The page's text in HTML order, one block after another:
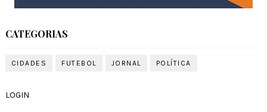
CATEGORIAS
CIDADES FUTEBOL JORNAL POLÍTICA
LOGIN